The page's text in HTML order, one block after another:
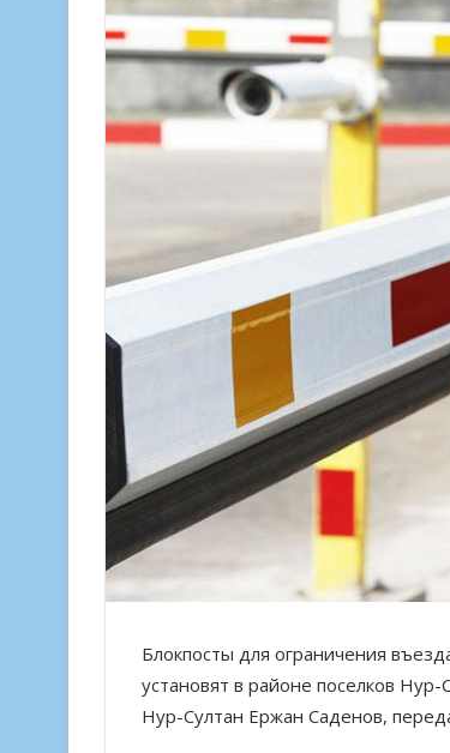
Блокпосты для ограничения
установят в районе поселков
Нур-Султан Ержан Саденов,